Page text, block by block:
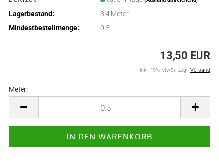
Lagerbestand: 3.4 Meter
Mindestbestellmenge:
0,5
13,50 EUR
inkl. 19% MwSt. zzgl. Versand
Meter: